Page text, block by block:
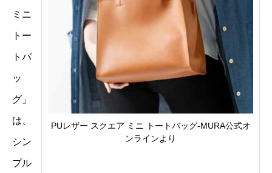
PUレザー スクエア ミニ トートバッグ-MURA公式オ
ンラインより
ミニ
トー
トバ
ッ
グ」
は、
シン
プル